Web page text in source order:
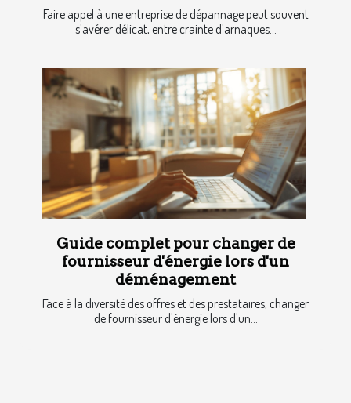
Faire appel à une entreprise de dépannage peut souvent
s'avérer délicat, entre crainte d'arnaques...
Guide complet pour changer de
fournisseur d'énergie lors d'un
déménagement
Face à la diversité des offres et des prestataires, changer
de fournisseur d'énergie lors d'un...